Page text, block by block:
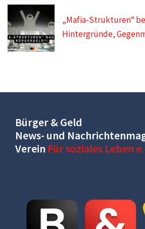
„Mafia-Strukturen“
Hintergründe,
Bürger & Geld
News- und
Verein Für soziales Leben e.